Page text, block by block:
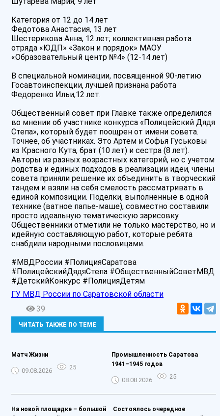
Категория от 12 до 14 лет
Федотова Анастасия, 13 лет
Шестерикова Анна, 12 лет; коллективная работа
отряда «ЮДП» «Закон и порядок» МАОУ
«Образовательный центр №4» (12-14 лет)
В специальной номинации, посвященной 90-летию
Госавтоинспекции, лучшей признана работа
Федоренко Ильи,12 лет.
Общественный совет при Главке также определился
во мнении об участнике конкурса «Полицейский Дядя
Степа», который будет поощрен от имени совета.
Точнее, об участниках. Это Артем и Софья Гуськовы
из Красного Кута, брат (10 лет) и сестра (8 лет).
Авторы из разных возрастных категорий, но с учетом
родства и единых подходов в реализации идеи, члены
совета приняли решение их объединить в творческий
тандем и взяли на себя смелость рассматривать в
единой композиции. Поделки, выполненные в одной
технике (ватное папье-маше), совместно составили
просто идеальную тематическую зарисовку.
Общественники отметили не только мастерство, но и
идейную составляющую работ, которые ребята
снабдили народными пословицами.
#МВДРоссии #ПолицияСаратова
#ПолицейскийДядяСтепа #ОбщественныйСоветМВД
#ДетскийКонкурс #ПолицияДетям
ГУ МВД России по Саратовской области
39
ЧИТАТЬ ТАКЖЕ ПО ТЕМЕ
Матч Жизни️
09.08.2026 25
Промышленность Саратова
1941–1945 годов
08.08.2026 25
На новой площадке – большой
️ Состоялось очередное